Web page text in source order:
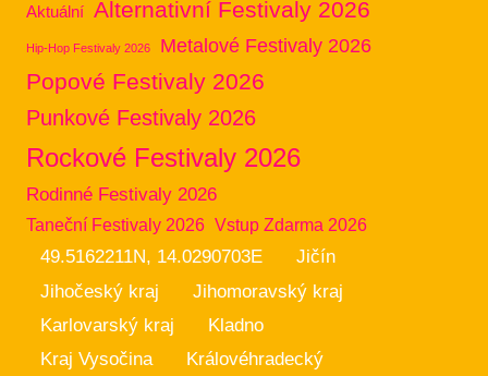
Aktuální Alternativní Festivaly 2026
Hip-Hop Festivaly 2026 Metalové Festivaly 2026
Popové Festivaly 2026
Punkové Festivaly 2026
Rockové Festivaly 2026
Rodinné Festivaly 2026
Taneční Festivaly 2026 Vstup Zdarma 2026
49.5162211N, 14.0290703E
Jičín
Jihočeský kraj
Jihomoravský kraj
Karlovarský kraj
Kladno
Kraj Vysočina
Královéhradecký